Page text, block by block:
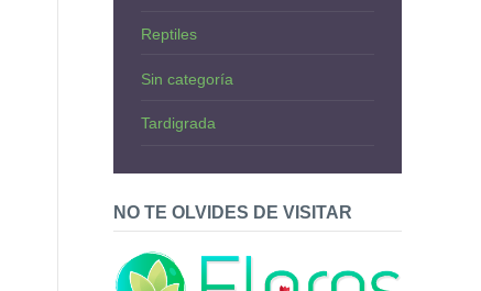
Reptiles
Sin categoría
Tardigrada
NO TE OLVIDES DE VISITAR